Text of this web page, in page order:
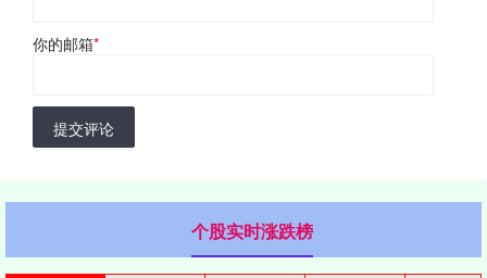
你的邮箱*
提交评论
个股实时涨跌榜